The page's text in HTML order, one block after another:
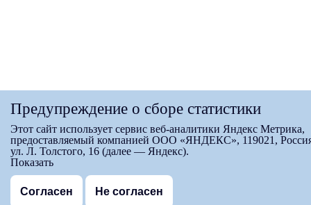
Предупреждение о сборе статистики
Этот сайт использует сервис веб-аналитики Яндекс Метрика,
предоставляемый компанией ООО «ЯНДЕКС», 119021,
ул. Л. Толстого, 16 (далее — Яндекс).
Показать
Согласен Не согласен